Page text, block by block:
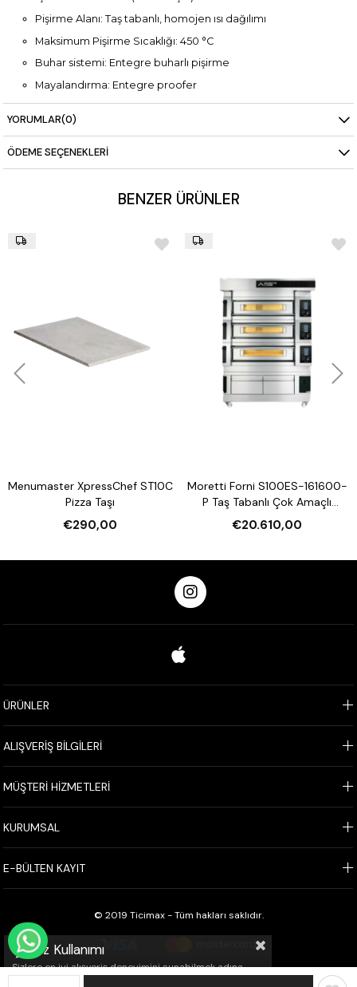
Pişirme Alanı: Taş tabanlı, homojen ısı dağılımı
Maksimum Pişirme Sıcaklığı: 450 °C
Buhar sistemi: Entegre buharlı pişirme
Mayalandırma: Entegre proofer
Isı Kontrolü: Dual-Temp® (üst/alt bağımsız kontrol)
Performans: Power-Booster™ teknolojisi
Bağlantı: SmartBaking uygulaması ile uzaktan erişim
Güç: 2x21,0 kW (380/400V 3N) + 1,5 kW (220/230V 1N)
YORUMLAR(0)
ÖDEME SEÇENEKLERI
BENZER ÜRÜNLER
XpressChef ST10C
Pizza Taşı
€290,00
Moretti Forni S100ES-161600-
P Taş Tabanlı Çok Amaçlı
Elektrikli Katlı Fırın (Buharlı,
Mayalandırmalı)
€20.610,00
Moretti
Taş
ÜRÜNLER
ALIŞVERİŞ BİLGİLERİ
MÜŞTERİ HİZMETLERİ
KURUMSAL
E-BÜLTEN KAYIT
© 2019 Ticimax - Tüm hakları saklıdır.
Çerez Kullanımı
Sizlere en iyi alışveriş deneyimini sunabilmek adına